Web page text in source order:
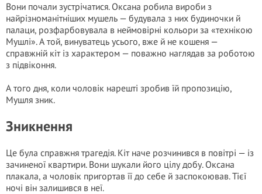
Вони почали зустрічатися. Оксана робила вироби з
найрізноманітніших мушель — будувала з них будиночки й
палаци, розфарбовувала в неймовірні кольори за «технікою
Мушлі». А той, винуватець усього, вже й не кошеня —
справжній кіт із характером — поважно наглядав за роботою
з підвіконня.
А того дня, коли чоловік нарешті зробив їй пропозицію,
Мушля зник.
Зникнення
Це була справжня трагедія. Кіт наче розчинився в повітрі — із
зачиненої квартири. Вони шукали його цілу добу. Оксана
плакала, а чоловік пригортав її до себе й заспокоював. Тієї
ночі він залишився в неї.